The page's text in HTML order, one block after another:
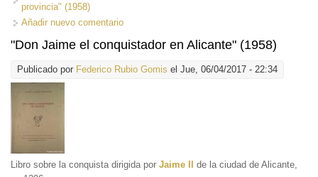
provincia" (1958)
Añadir nuevo comentario
"Don Jaime el conquistador en Alicante" (1958)
Publicado por Federico Rubio Gomis el Jue, 06/04/2017 - 22:34
Libro sobre la conquista dirigida por Jaime II de la ciudad de Alicante,